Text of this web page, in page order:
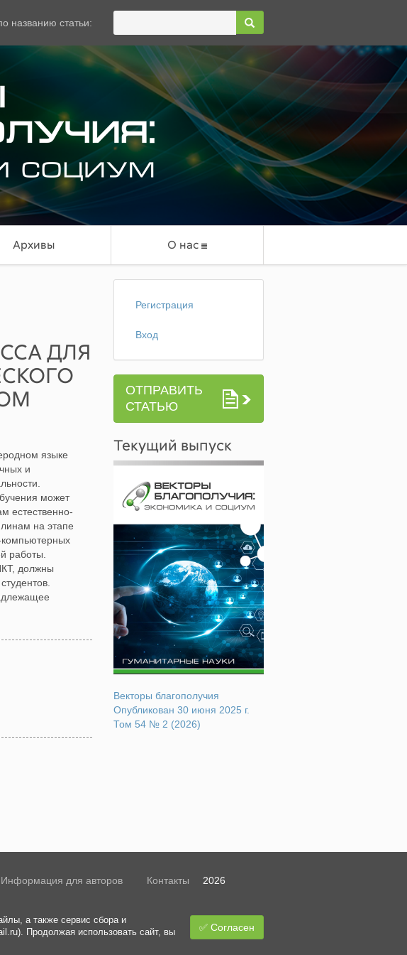
названию статьи:
Архивы О нас
ДЛЯ
языке
и
может
естественно-
на этапе
компьютерных
работы.
должны
Регистрация
Вход
ОТПРАВИТЬ
СТАТЬЮ
Текущий выпуск
Векторы благополучия
Опубликован 30 июня 2025 г.
Том 54 № 2 (2026)
Информация для авторов Контакты 2026
а также сервис сбора и
Продолжая использовать сайт, вы
✅ Согласен